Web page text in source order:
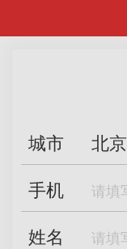
城市 北京
手机
姓名